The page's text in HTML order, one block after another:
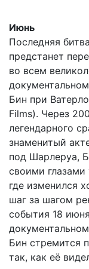
Июнь
Последняя
предстанет
во всем
Бин при
Films). Через
легендарного
знаменитый
под Шарлеруа,
своими глазами
где изменился
шаг за шагом
события 18
Бин стремится
так, как её